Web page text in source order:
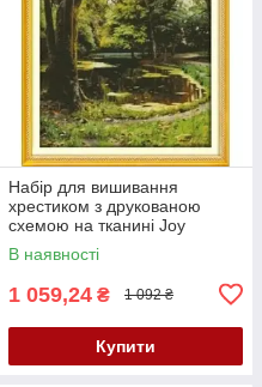
Набір для вишивання
хрестиком з друкованою
схемою на тканині Joy
Sunday Струмок у лісі F628
В наявності
1 059,24 ₴ 1 092 ₴
Купити